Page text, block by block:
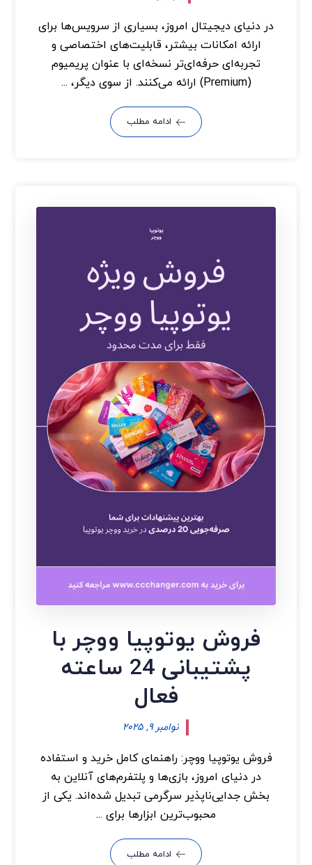
در دنیای دیجیتال امروز، بسیاری از سرویس‌ها برای
ارائه امکانات بیشتر، قابلیت‌های اختصاصی و
تجربه‌ای حرفه‌ای‌تر نسخه‌ای با عنوان پریمیوم
(Premium) ارائه می‌کنند. از سوی دیگر، ...
ادامه مطلب
فروش یوتوپیا ووچر با
پشتیبانی 24 ساعته
فعال
نوامبر ۹, ۲۰۲۵
فروش یوتوپیا ووچر: راهنمای کامل خرید و استفاده
در دنیای امروز، بازی‌ها و پلتفرم‌های آنلاین به
بخش جدایی‌ناپذیر سرگرمی تبدیل شده‌اند. یکی از
محبوب‌ترین ابزارها برای ...
ادامه مطلب